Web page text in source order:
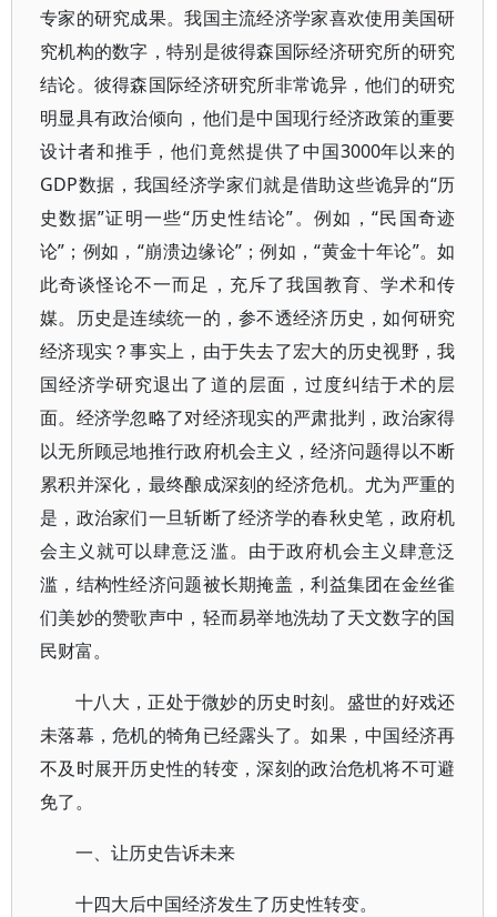
专家的研究成果。我国主流经济学家喜欢使用美国研
究机构的数字，特别是彼得森国际经济研究所的研究
结论。彼得森国际经济研究所非常诡异，他们的研究
明显具有政治倾向，他们是中国现行经济政策的重要
设计者和推手，他们竟然提供了中国3000年以来的
GDP数据，我国经济学家们就是借助这些诡异的“历
史数据”证明一些“历史性结论”。例如，“民国奇迹
论”；例如，“崩溃边缘论”；例如，“黄金十年论”。如
此奇谈怪论不一而足，充斥了我国教育、学术和传
媒。历史是连续统一的，参不透经济历史，如何研究
经济现实？事实上，由于失去了宏大的历史视野，我
国经济学研究退出了道的层面，过度纠结于术的层
面。经济学忽略了对经济现实的严肃批判，政治家得
以无所顾忌地推行政府机会主义，经济问题得以不断
累积并深化，最终酿成深刻的经济危机。尤为严重的
是，政治家们一旦斩断了经济学的春秋史笔，政府机
会主义就可以肆意泛滥。由于政府机会主义肆意泛
滥，结构性经济问题被长期掩盖，利益集团在金丝雀
们美妙的赞歌声中，轻而易举地洗劫了天文数字的国
民财富。
十八大，正处于微妙的历史时刻。盛世的好戏还
未落幕，危机的犄角已经露头了。如果，中国经济再
不及时展开历史性的转变，深刻的政治危机将不可避
免了。
一、让历史告诉未来
十四大后中国经济发生了历史性转变。